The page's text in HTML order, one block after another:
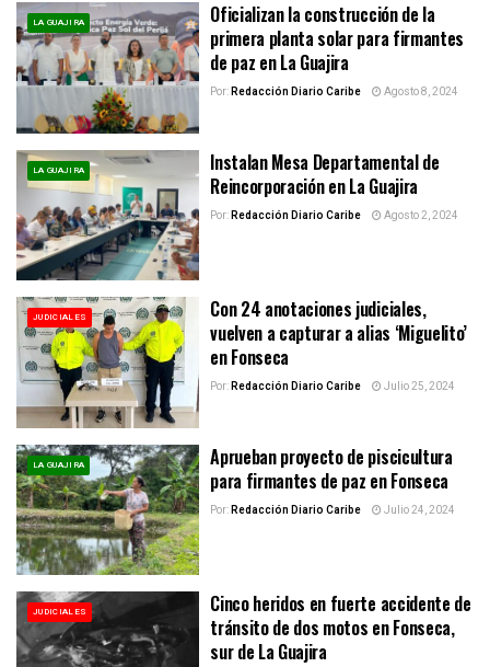
LA GUAJIRA
Oficializan la construcción de la
primera planta solar para firmantes
de paz en La Guajira
Por:Redacción Diario Caribe Agosto 8, 2024
LA GUAJIRA
Instalan Mesa Departamental de
Reincorporación en La Guajira
Por:Redacción Diario Caribe Agosto 2, 2024
JUDICIALES
Con 24 anotaciones judiciales,
vuelven a capturar a alias ‘Miguelito’
en Fonseca
Por:Redacción Diario Caribe Julio 25, 2024
LA GUAJIRA
Aprueban proyecto de piscicultura
para firmantes de paz en Fonseca
Por:Redacción Diario Caribe Julio 24, 2024
JUDICIALES
Cinco heridos en fuerte accidente de
tránsito de dos motos en Fonseca,
sur de La Guajira